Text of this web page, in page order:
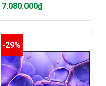
gốc
là:
7.080.000₫
Giá
hiện
là:
7.080.000₫.
-29%